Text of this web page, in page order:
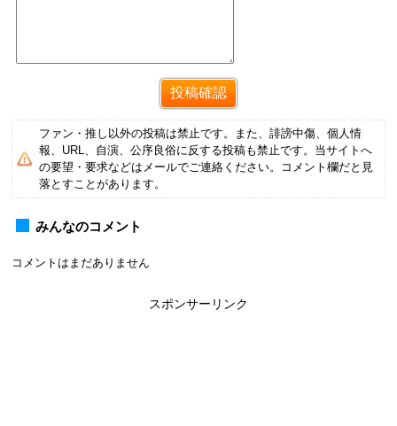
ファン・推し以外の投稿は禁止です。また、誹謗中傷、個人情
報、URL、自演、公序良俗に反する投稿も禁止です。当サイトへ
の要望・要求などはメールでご連絡ください。コメント欄だと見
落とすことがあります。
みんなのコメント
コメントはまだありません
スポンサーリンク